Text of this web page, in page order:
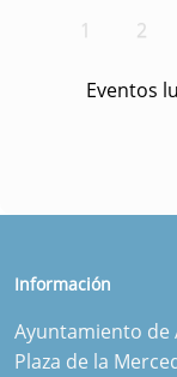
1
2
Eventos
Información
Ayuntamiento de
Plaza de la